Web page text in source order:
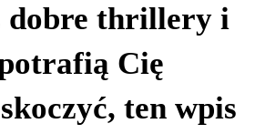
dobre thrillery i
Cię
ten wpis